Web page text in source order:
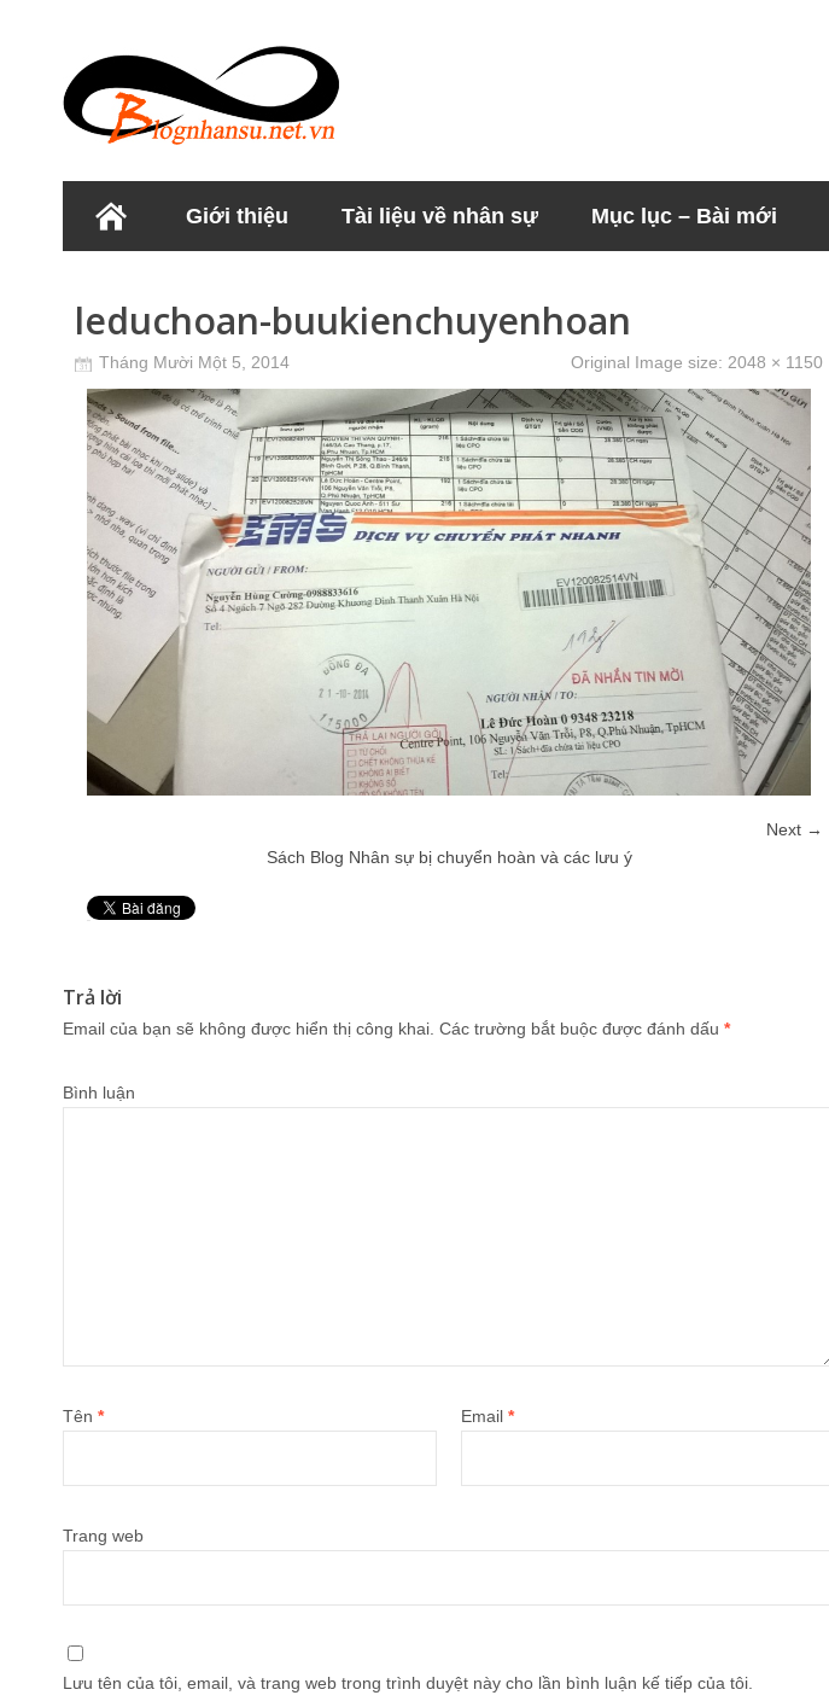
Giới thiệu Tài liệu về nhân sự Mục lục – Bài mới
leduchoan-buukienchuyenhoan
Tháng Mười Một 5, 2014 Original Image size: 2048 × 1150
Next →
Sách Blog Nhân sự bị chuyển hoàn và các lưu ý
Trả lời
Email của bạn sẽ không được hiển thị công khai. Các trường bắt buộc được đánh dấu *
Bình luận
Tên * Email *
Trang web
Lưu tên của tôi, email, và trang web trong trình duyệt này cho lần bình luận kế tiếp của tôi.